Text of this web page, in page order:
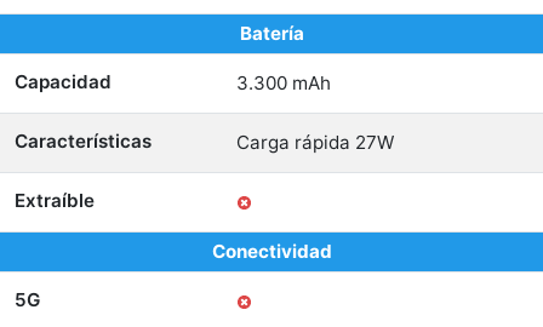
Batería
Capacidad 3.300 mAh
Características Carga rápida 27W
Extraíble
Conectividad
5G